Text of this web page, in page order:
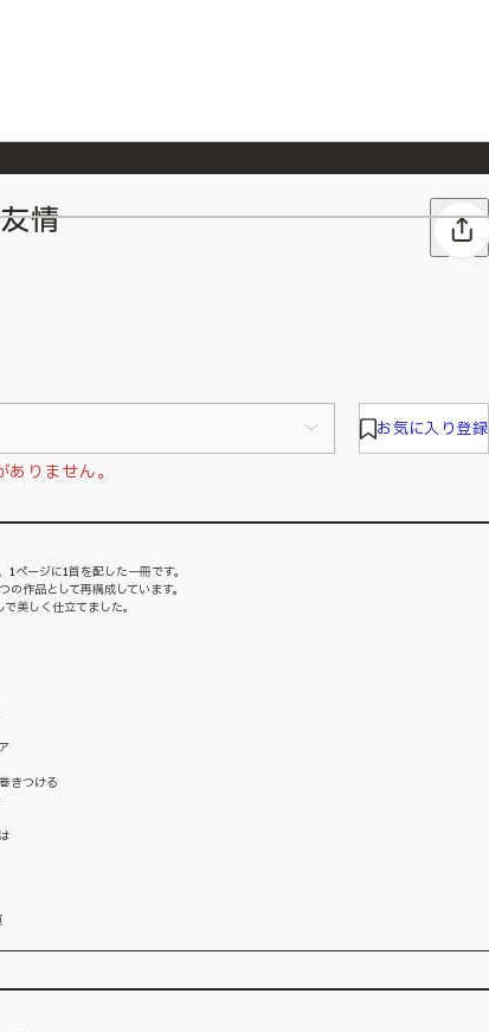
『ONE PIECE magazine 021 ONE PIECEカード付き同梱版』発売延期のご案内
情
お気に入り登録
りません。
ページに1首を配した一冊です。
作品として再構成しています。
美しく仕立てました。
きつける